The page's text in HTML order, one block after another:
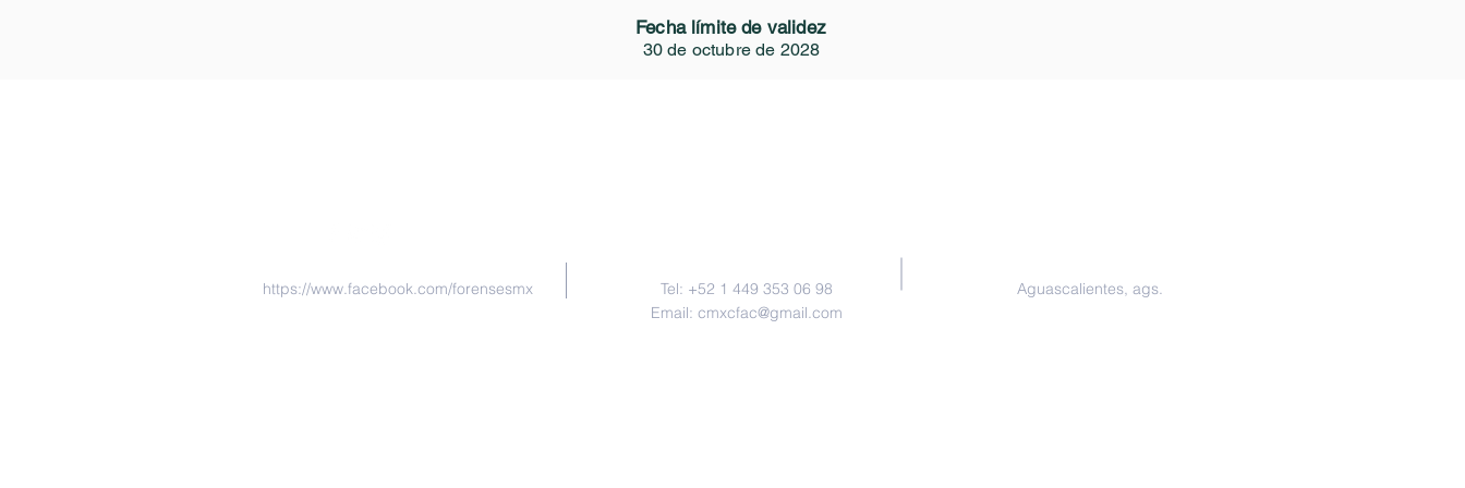
Fecha límite de validez
30 de octubre de 2028
https://www.facebook.com/forensesmx
Tel: +52 1 449 353 06 98
Email: cmxcfac@gmail.com
Aguascalientes, ags.